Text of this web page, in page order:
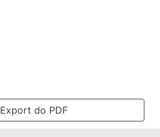
Export do PDF